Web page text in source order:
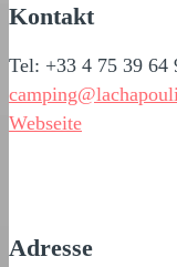
Kontakt
Tel: +33 4 75 39 64
Webseite
Adresse